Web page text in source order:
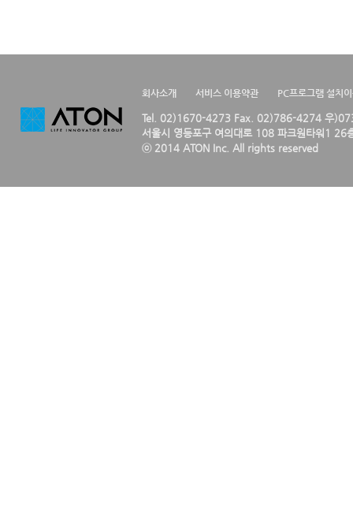
회사소개 서비스 이용약관 PC프로그램 설치
Tel. 02)1670-4273 Fax. 02)786-4274 우
서울시 영등포구 여의대로 108 파크원타워1 26
ⓒ 2014 ATON Inc. All rights reserved